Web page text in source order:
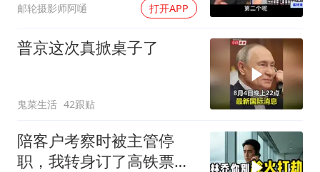
邮轮摄影师阿嗵 打开APP
普京这次真掀桌子了
鬼菜生活 42跟贴
陪客户考察时被主管停
职，我转身订了高铁票。